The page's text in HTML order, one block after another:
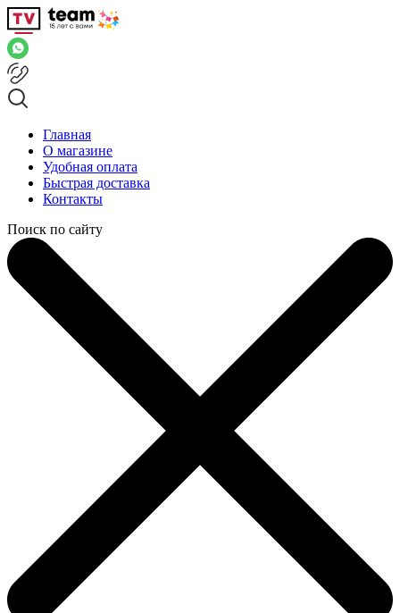
Главная
О магазине
Удобная оплата
Быстрая доставка
Контакты
Поиск по сайту